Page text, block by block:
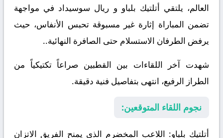
العالم، يلتقي أتلتيك بلباو و ريال سوسيداد في مواجهة
تضمن المباراة إثارة غير مسبوقة تحبس الأنفاس، حيث
يرفض الطرفان الاستسلام حتى الصافرة النهائية..
شهدت آخر اللقاءات بين القطبين صراعاً تكتيكياً من
الطراز الرفيع، انتهى بتفاصيل فنية دقيقة.
نجوم اللقاء المتوقعين:
أتلتيك بلباو: اللاعب المخضرم الذي يمنح الفريق الاتزان